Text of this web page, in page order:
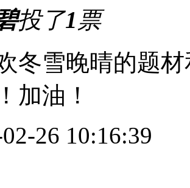
投了1票
冬雪晚晴的题
加油！
26 10:16:39